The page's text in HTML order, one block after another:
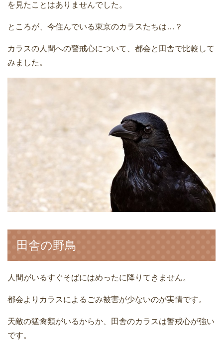
を見たことはありませんでした。
ところが、今住んでいる東京のカラスたちは…？
カラスの人間への警戒心について、都会と田舎で比較して
みました。
田舎の野鳥
人間がいるすぐそばにはめったに降りてきません。
都会よりカラスによるごみ被害が少ないのが実情です。
天敵の猛禽類がいるからか、田舎のカラスは警戒心が強い
です。